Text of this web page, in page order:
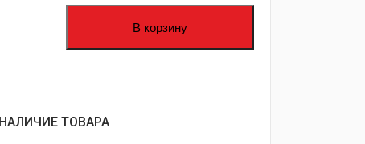
В корзину
НАЛИЧИЕ ТОВАРА